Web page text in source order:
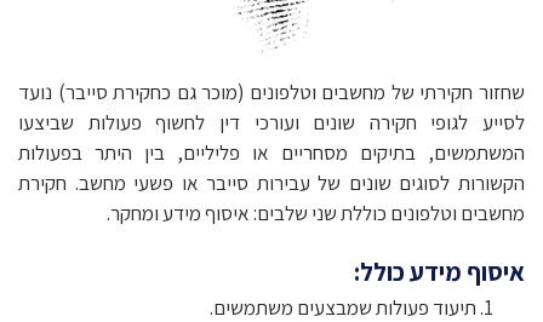
שחזור חקירתי של מחשבים וטלפונים (מוכר גם כחקירת סייבר) נועד
לסייע לגופי חקירה שונים ועורכי דין לחשוף פעולות שביצעו
המשתמשים, בתיקים מסחריים או פליליים, בין היתר בפעולות
הקשורות לסוגים שונים של עבירות סייבר או פשעי מחשב. חקירת
מחשבים וטלפונים כוללת שני שלבים: איסוף מידע ומחקר.
איסוף מידע כולל:
תיעוד פעולות שמבצעים משתמשים.